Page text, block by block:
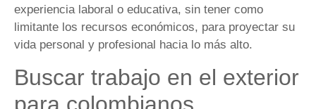
experiencia laboral o educativa, sin tener como
limitante los recursos económicos, para proyectar su
vida personal y profesional hacia lo más alto.
Buscar trabajo en el exterior
para colombianos